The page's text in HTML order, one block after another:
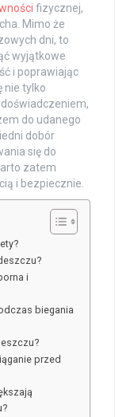
fizycznej,
Mimo że
dni, to
wyjątkowe
i poprawiając
nie tylko
do udanego
dobór
się do
zatem
i bezpiecznie.
i
biegania
przed